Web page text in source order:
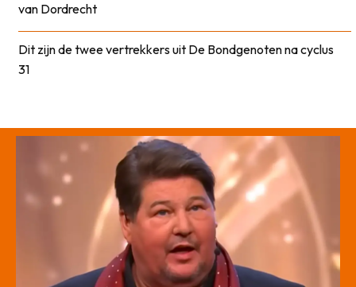
van Dordrecht
Dit zijn de twee vertrekkers uit De Bondgenoten na cyclus
31